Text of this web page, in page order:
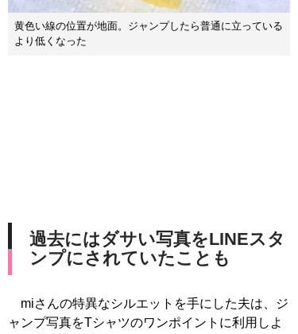
黄色い線の位置が地面。ジャンプしたら普通に立っている
より低くなった
過去にはダサい写真をLINEスタ
ンプにされていたことも
miさんの特異なシルエットを手にした夫は、ジ
ャンプ写真をTシャツのワンポイントに利用しよ